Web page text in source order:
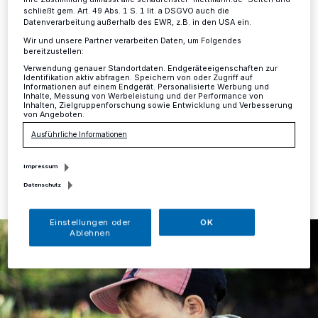
Mettmann·Aufgrund der aktuellen Lage plant die Stadt
Mettmann für die Monate Juni und Juli 2020 vollständig
auf die Erhebung der Elternbeiträge für die schulischen
Gemeinschaftseinrichtungen zu verzichten, und zwar
unabhängig davon, ob ein Betreuungsangebot in
Anspruch genommen wurde, oder nicht.
schließt gem. Art. 49 Abs. 1 S. 1 lit. a DSGVO auch die
Datenverarbeitung außerhalb des EWR, z.B. in den USA ein.
Wir und unsere Partner verarbeiten Daten, um Folgendes
bereitzustellen:
Verwendung genauer Standortdaten. Endgeräteeigenschaften zur
Identifikation aktiv abfragen. Speichern von oder Zugriff auf
Informationen auf einem Endgerät. Personalisierte Werbung und
Inhalte, Messung von Werbeleistung und der Performance von
Inhalten, Zielgruppenforschung sowie Entwicklung und Verbesserung
von Angeboten.
Ausführliche Informationen
Impressum
Datenschutz
Einstellungen oder
Ablehnen
OK